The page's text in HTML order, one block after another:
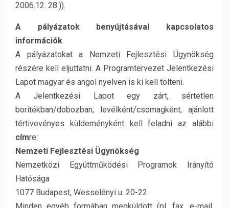
2006.12. 28.)).
A pályázatok benyújtásával kapcsolatos
információk
A pályázatokat a Nemzeti Fejlesztési Ügynökség
részére kell eljuttatni. A Programtervezet Jelentkezési
Lapot magyar és angol nyelven is ki kell tölteni.
A Jelentkezési Lapot egy zárt, sértetlen
borítékban/dobozban, levélként/csomagként, ajánlott
tértivevényes küldeményként kell feladni az alábbi
címre:
Nemzeti Fejlesztési Ügynökség
Nemzetközi Együttműködési Programok Irányító
Hatósága
1077 Budapest, Wesselényi u. 20-22.